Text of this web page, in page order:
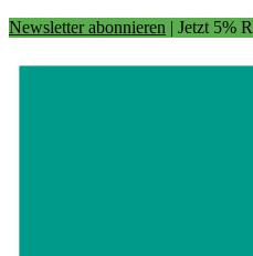
Newsletter abonnieren | Jetzt 5%